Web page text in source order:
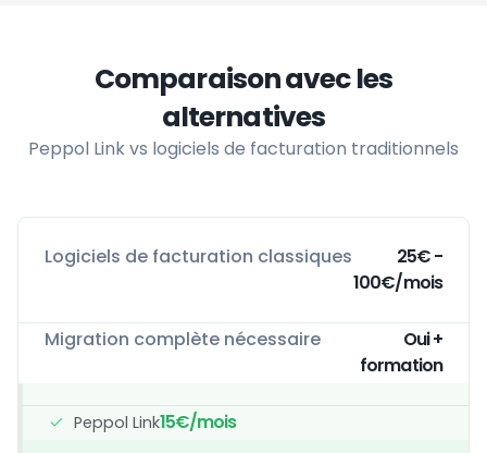
Comparaison avec les
alternatives
Peppol Link vs logiciels de facturation traditionnels
Logiciels de facturation classiques
25€ -
100€/mois
Migration complète nécessaire
Oui +
formation
Peppol Link15€/mois